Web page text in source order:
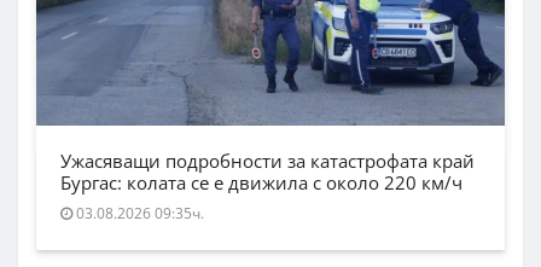
Ужасяващи подробности за катастрофата край
Бургас: колата се е движила с около 220 км/ч
03.08.2026 09:35ч.